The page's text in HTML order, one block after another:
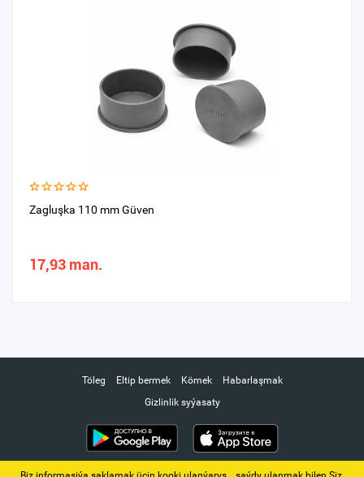
Zagluşka 110 mm Güven
17,93 man.
Töleg Eltip bermek Kömek
Habarlaşmak
Gizlinlik syýasaty